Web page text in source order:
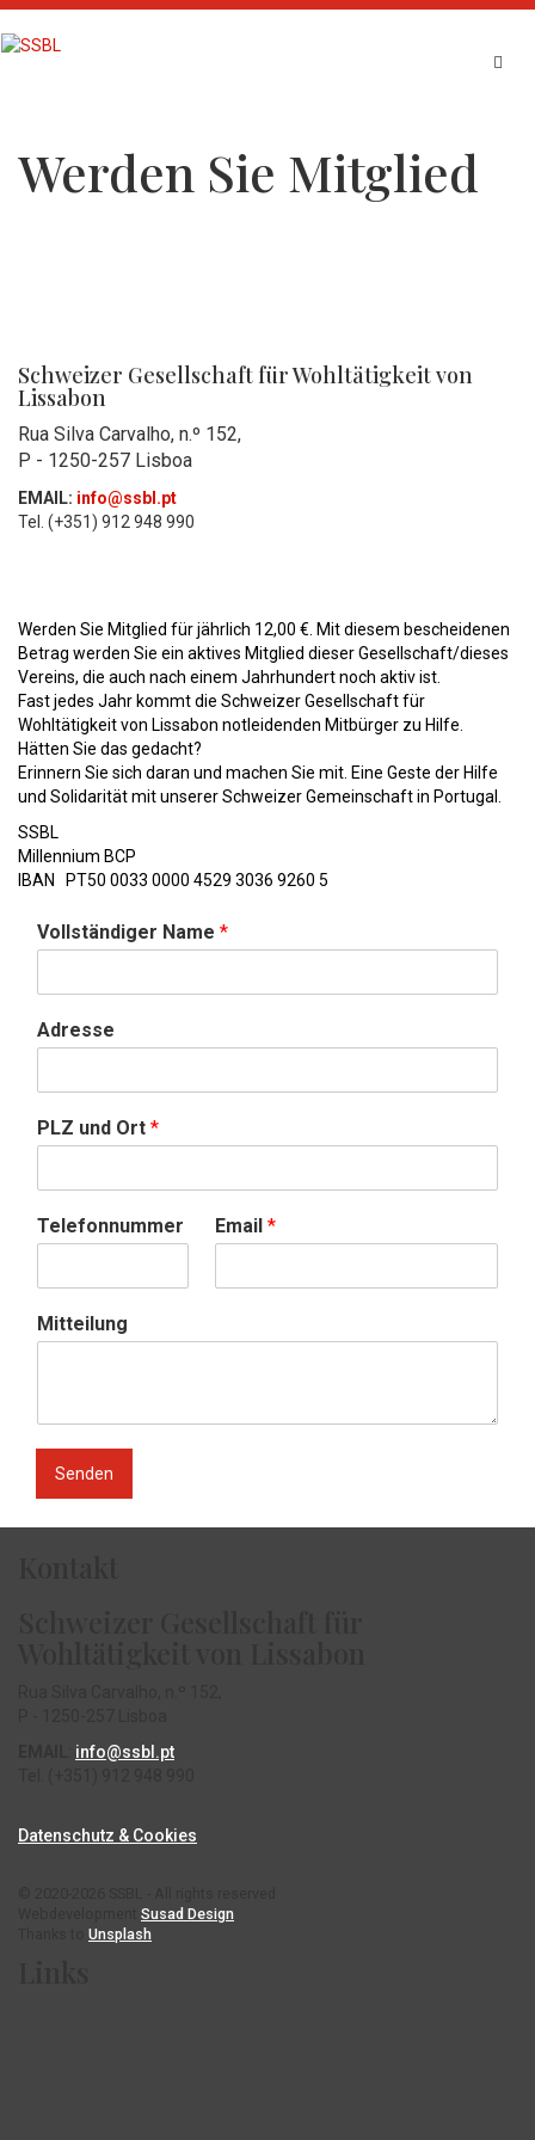
Skip
to
content
Werden Sie Mitglied
Schweizer Gesellschaft für Wohltätigkeit von
Lissabon
Rua Silva Carvalho, n.º 152,
P - 1250-257 Lisboa
EMAIL: info@ssbl.pt
Tel. (+351) 912 948 990
Werden Sie Mitglied für jährlich 12,00 €. Mit diesem bescheidenen
Betrag werden Sie ein aktives Mitglied dieser Gesellschaft/dieses
Vereins, die auch nach einem Jahrhundert noch aktiv ist.
Fast jedes Jahr kommt die Schweizer Gesellschaft für
Wohltätigkeit von Lissabon notleidenden Mitbürger zu Hilfe.
Hätten Sie das gedacht?
Erinnern Sie sich daran und machen Sie mit. Eine Geste der Hilfe
und Solidarität mit unserer Schweizer Gemeinschaft in Portugal.
SSBL
Millennium BCP
IBAN PT50 0033 0000 4529 3036 9260 5
Vollständiger Name *
Adresse
PLZ und Ort *
Telefonnummer Email*
Mitteilung
Senden
info@ssbl.pt
Datenschutz & Cookies
Susad Design
Unsplash